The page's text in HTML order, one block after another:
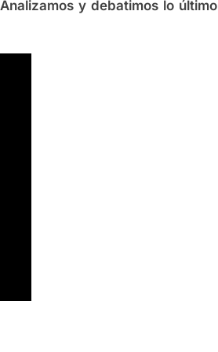
Analizamos y debatimos lo último